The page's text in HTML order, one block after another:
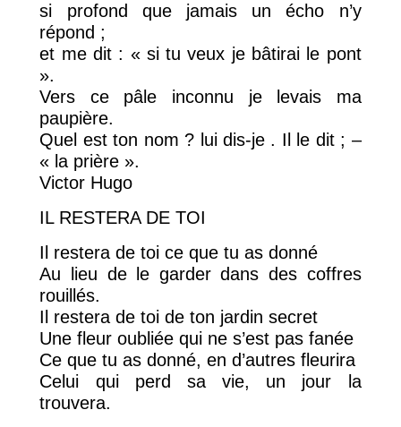
si profond que jamais un écho n’y
répond ;
et me dit : « si tu veux je bâtirai le pont
».
Vers ce pâle inconnu je levais ma
paupière.
Quel est ton nom ? lui dis-je . Il le dit ; –
« la prière ».
Victor Hugo
IL RESTERA DE TOI
Il restera de toi ce que tu as donné
Au lieu de le garder dans des coffres
rouillés.
Il restera de toi de ton jardin secret
Une fleur oubliée qui ne s’est pas fanée
Ce que tu as donné, en d’autres fleurira
Celui qui perd sa vie, un jour la
trouvera.